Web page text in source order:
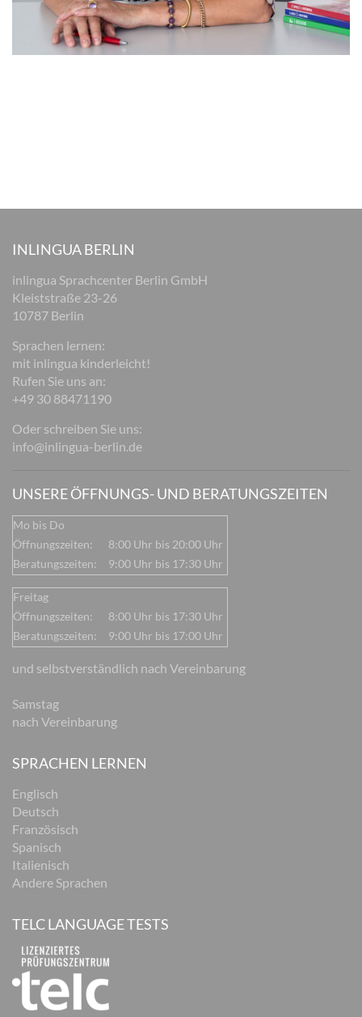
INLINGUA BERLIN
inlingua Sprachcenter Berlin GmbH
Kleiststraße 23-26
10787 Berlin
Sprachen lernen:
mit inlingua kinderleicht!
Rufen Sie uns an:
+49 30 88471190
Oder schreiben Sie uns:
info@inlingua-berlin.de
UNSERE ÖFFNUNGS- UND BERATUNGSZEITEN
Mo bis Do
Öffnungszeiten:
8:00 Uhr bis 20:00 Uhr
Beratungszeiten:
9:00 Uhr bis 17:30 Uhr
Freitag
Öffnungszeiten:
8:00 Uhr bis 17:30 Uhr
Beratungszeiten:
9:00 Uhr bis 17:00 Uhr
und selbstverständlich nach Vereinbarung
Samstag
nach Vereinbarung
SPRACHEN LERNEN
Englisch
Deutsch
Französisch
Spanisch
Italienisch
Andere Sprachen
TELC LANGUAGE TESTS